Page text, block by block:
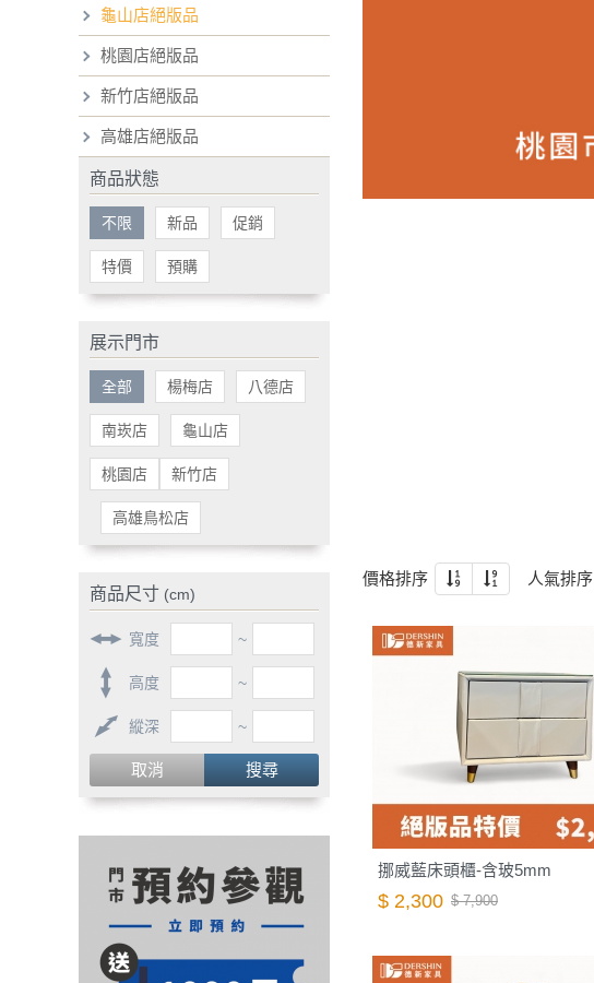
龜山店絕版品
桃園店絕版品
新竹店絕版品
高雄店絕版品
商品狀態
不限 新品 促銷
特價 預購
展示門市
全部 楊梅店 八德店
南崁店 龜山店
桃園店 新竹店
高雄鳥松店
商品尺寸 (cm)
寬度 ~
高度 ~
縱深 ~
取消 搜尋
價格排序 人氣排序
挪威藍床頭櫃-含玻5mm
$ 2,300 $ 7,900